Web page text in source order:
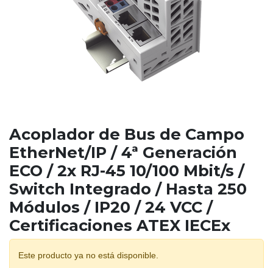
Acoplador de Bus de Campo
EtherNet/IP / 4ª Generación
ECO / 2x RJ-45 10/100 Mbit/s /
Switch Integrado / Hasta 250
Módulos / IP20 / 24 VCC /
Certificaciones ATEX IECEx
Este producto ya no está disponible.